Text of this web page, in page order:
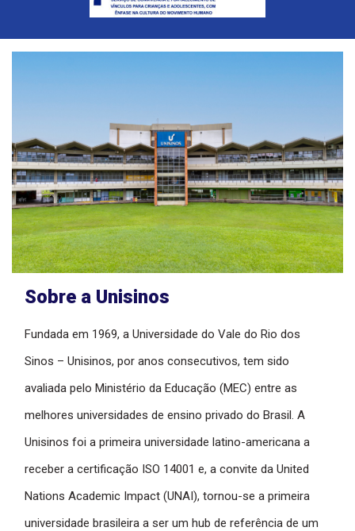
Sobre a Unisinos
Fundada em 1969, a Universidade do Vale do Rio dos
Sinos – Unisinos, por anos consecutivos, tem sido
avaliada pelo Ministério da Educação (MEC) entre as
melhores universidades de ensino privado do Brasil. A
Unisinos foi a primeira universidade latino-americana a
receber a certificação ISO 14001 e, a convite da United
Nations Academic Impact (UNAI), tornou-se a primeira
universidade brasileira a ser um hub de referência de um